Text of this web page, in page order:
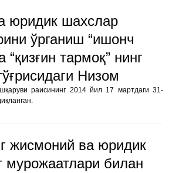
юридик шахслар
ўрганиш “ишонч
тармоқ” нинг
Низом
раисининг 2014 йил 17 мартдаги 31-
жисмоний ва юридик
мурожаатлари билан